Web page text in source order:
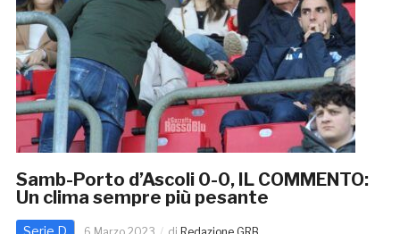
Samb-Porto d’Ascoli 0-0, IL COMMENTO:
Un clima sempre più pesante